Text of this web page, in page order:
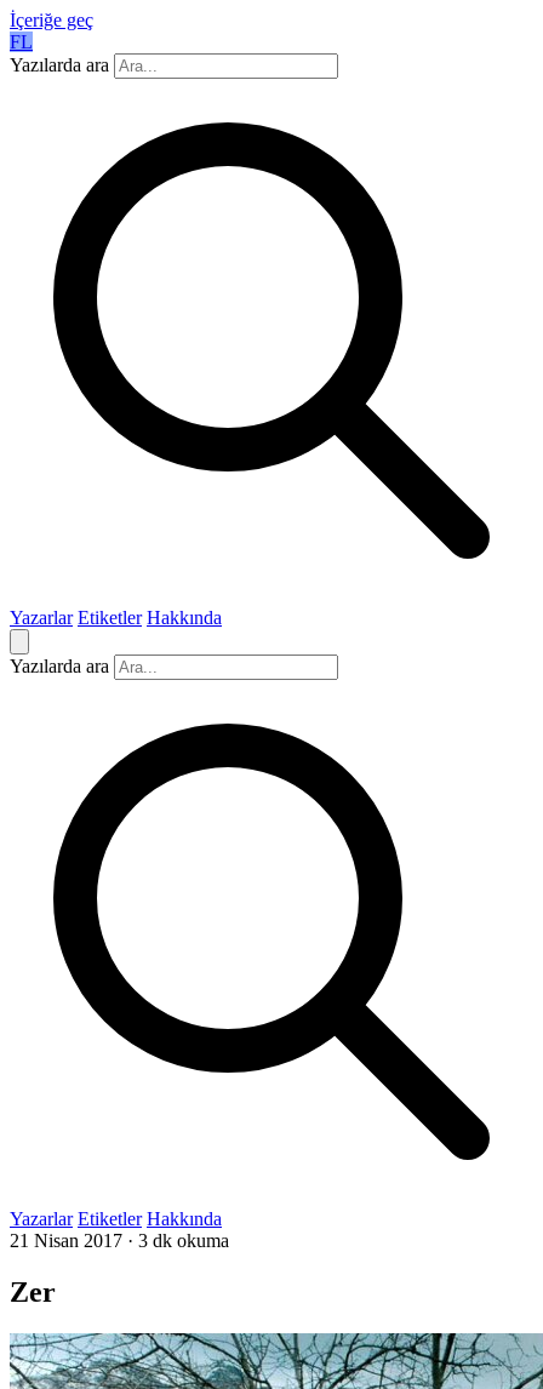
İçeriğe geç
FL
Yazılarda ara
Yazarlar Etiketler Hakkında
Yazılarda ara
Yazarlar Etiketler Hakkında
21 Nisan 2017 · 3 dk okuma
Zer